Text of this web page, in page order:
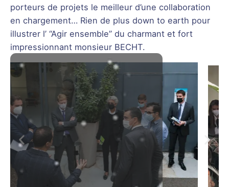
porteurs de projets le meilleur d’une collaboration
en chargement… Rien de plus down to earth pour
illustrer l’ “Agir ensemble” du charmant et fort
impressionnant monsieur BECHT.